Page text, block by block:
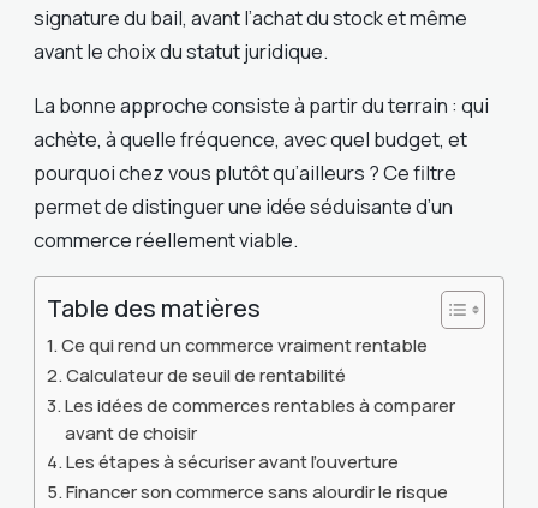
signature du bail, avant l’achat du stock et même
avant le choix du statut juridique.
La bonne approche consiste à partir du terrain : qui
achète, à quelle fréquence, avec quel budget, et
pourquoi chez vous plutôt qu’ailleurs ? Ce filtre
permet de distinguer une idée séduisante d’un
commerce réellement viable.
Table des matières
Ce qui rend un commerce vraiment rentable
Calculateur de seuil de rentabilité
Les idées de commerces rentables à comparer
avant de choisir
Les étapes à sécuriser avant l’ouverture
Financer son commerce sans alourdir le risque